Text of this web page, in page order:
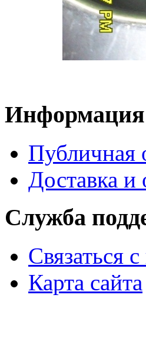
Информация
Публичная
Доставка и
Служба
Связаться
Карта сайта